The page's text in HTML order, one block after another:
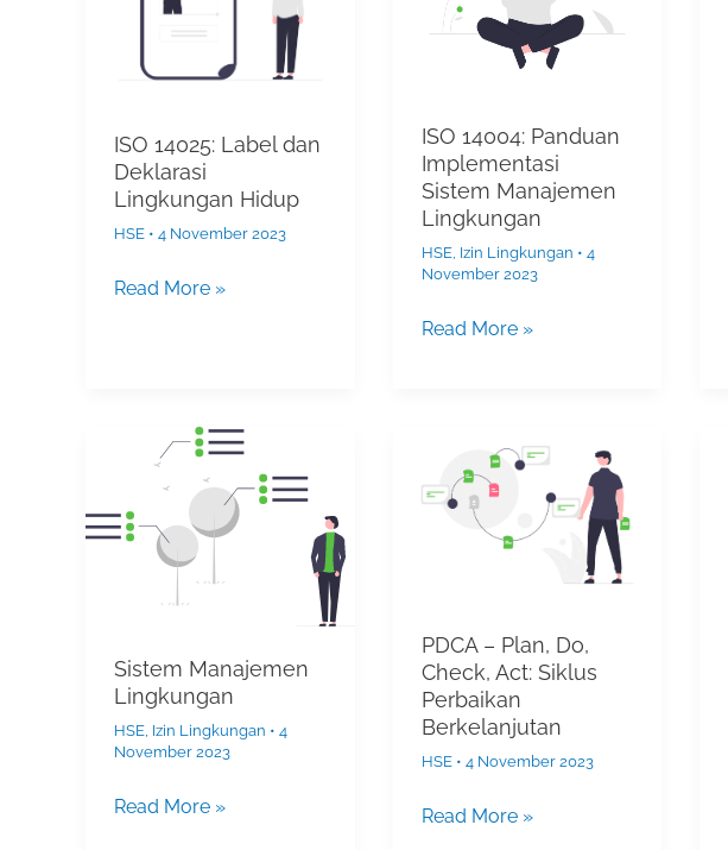
ISO 14025: Label dan
Deklarasi
Lingkungan Hidup
HSE • 4 November 2023
Hidup
Read More »
ISO 14004: Panduan
Implementasi
Sistem Manajemen
Lingkungan
HSE, Izin Lingkungan • 4
November 2023
Manajemen
Lingkungan
Read More »
Sistem Manajemen
Lingkungan
HSE, Izin Lingkungan • 4
November 2023
Sistem
Manajemen
Lingkungan
Read More »
PDCA – Plan, Do,
Check, Act: Siklus
Perbaikan
Berkelanjutan
HSE• 4 November 2023
Plan,
Perbaikan
Berkelanjutan
Read More »